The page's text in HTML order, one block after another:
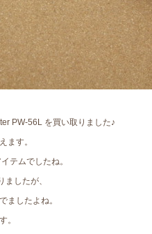
PW-56L を買い取りました♪
ます。
テムでしたね。
したが、
ましたよね。
。